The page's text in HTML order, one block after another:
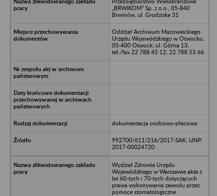
„BRWIKOM” Sp. z o.o., 05-840
Brwinów, ul. Grodziska 31
Oddział Archiwum Mazowieckiego
Urzędu Wojewódzkiego w Otwocku,
05-400 Otwock; ul. Górna 13;
tel./fax 22 788 45 12; 22 788 53 66
dokumentacja osobowo-płacowa
992700/611/216/2017-SAK; UNP:
2017-00024720
Wydział Zdrowia Urzędu
Wojewódzkiego w Warszawie akta z
lat 60-tych i 70-tych dotyczących
prawa wykonywania zawodu przez
pomoce stomatologiczne